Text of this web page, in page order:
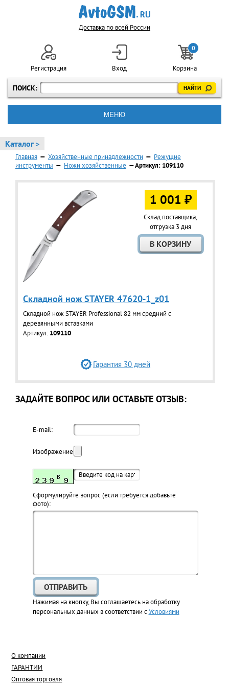
Доставка по всей России
ПОИСК:
Регистрация Вход
0
Корзина
МЕНЮ
Каталог >
Главная — Хозяйственные принадлежности — Режущие
инструменты — Ножи хозяйственные — Артикул: 109110
1 001 ₽
Склад поставщика,
отгрузка 3 дня
Складной нож STAYER 47620-1_z01
Складной нож STAYER Professional 82 мм средний с
деревянными вставками
Артикул: 109110
Гарантия 30 дней
ЗАДАЙТЕ ВОПРОС ИЛИ ОСТАВЬТЕ ОТЗЫВ:
E-mail:
Изображение:
Cформулируйте вопрос (если требуется добавьте
фото):
Нажимая на кнопку, Вы соглашаетесь на обработку
персональных данных в соответствии сУсловиями
О компании
ГАРАНТИИ
Оптовая торговля